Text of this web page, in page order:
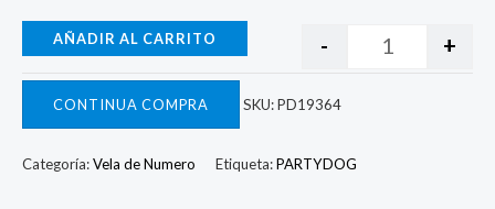
- +
AÑADIR AL CARRITO
CONTINUA COMPRA SKU:PD19364
Categoría:Vela de Numero Etiqueta:PARTYDOG